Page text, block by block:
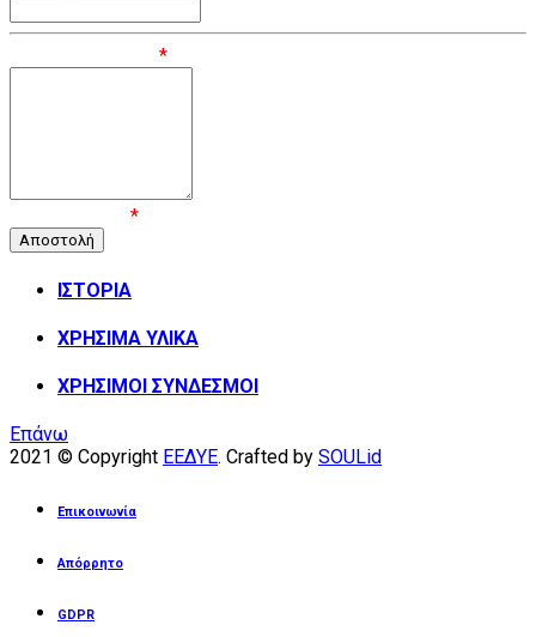
*
*
ΙΣΤΟΡΙΑ
ΧΡΗΣΙΜΑ ΥΛΙΚΑ
ΧΡΗΣΙΜΟΙ ΣΥΝΔΕΣΜΟΙ
Επάνω
2021 © Copyright ΕΕΔΥΕ. Crafted by SOULid
Επικοινωνία
Απόρρητο
GDPR